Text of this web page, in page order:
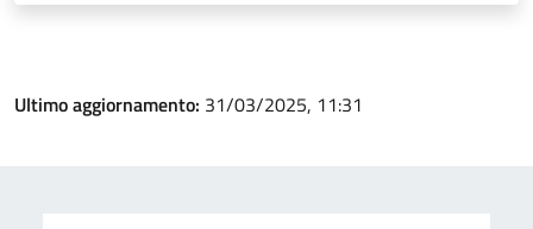
Ultimo aggiornamento: 31/03/2025, 11:31